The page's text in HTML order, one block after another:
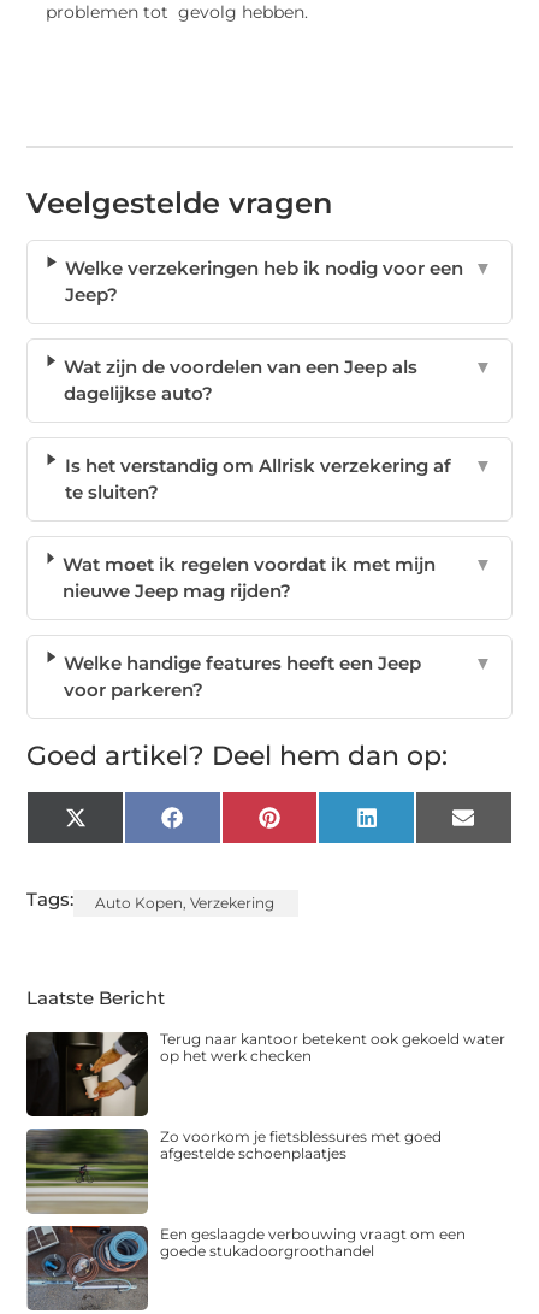
problemen tot gevolg hebben.
Veelgestelde vragen
Welke verzekeringen heb ik nodig voor een
Jeep?
▼
Wat zijn de voordelen van een Jeep als
dagelijkse auto?
▼
Is het verstandig om Allrisk verzekering af
te sluiten?
▼
Wat moet ik regelen voordat ik met mijn
nieuwe Jeep mag rijden?
▼
Welke handige features heeft een Jeep
voor parkeren?
▼
Goed artikel? Deel hem dan op:
X
(Twitter)
FacebookPinterest LinkedIn Email
Tags: Auto Kopen,Verzekering
Laatste Bericht
Terug naar kantoor betekent ook gekoeld water
op het werk checken
Zo voorkom je fietsblessures met goed
afgestelde schoenplaatjes
Een geslaagde verbouwing vraagt om een
goede stukadoorgroothandel